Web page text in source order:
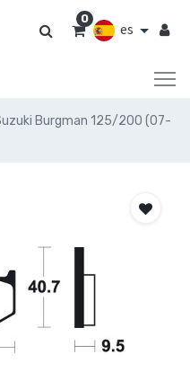
es
0
Burgman 125/200 (07-